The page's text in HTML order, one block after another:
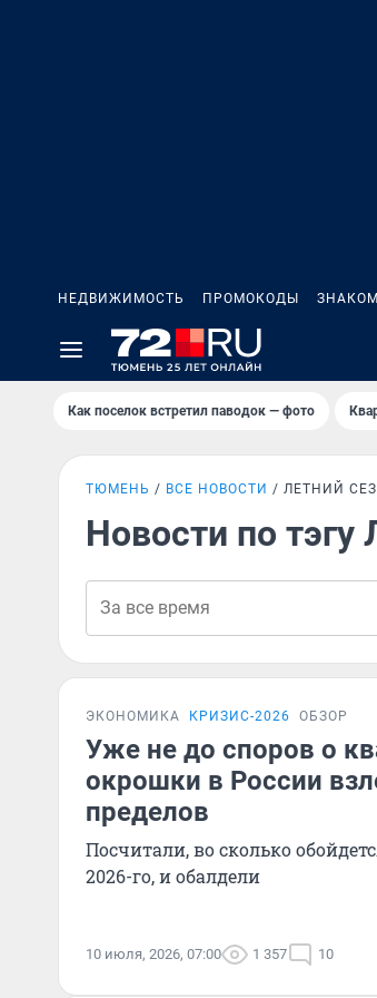
НЕДВИЖИМОСТЬ ПРОМОКОДЫ
Как поселок встретил паводок — фото
ТЮМЕНЬ ВСЕ НОВОСТИ ЛЕТНИЙ
Новости по тэгу
ЭКОНОМИКА КРИЗИС-2026 ОБЗОР
Уже не до споров о
окрошки в России
пределов
Посчитали, во сколько
2026-го, и обалдели
10 июля, 2026, 07:00 1 357 10